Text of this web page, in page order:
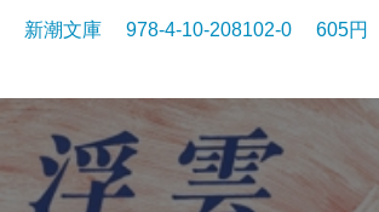
新潮文庫 978-4-10-208102-0 605円